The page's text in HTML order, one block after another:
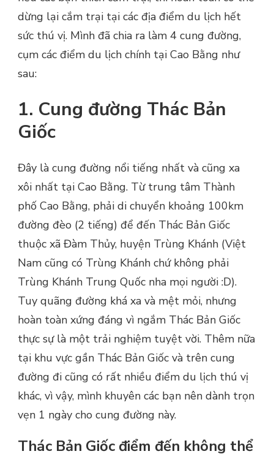
dừng lại cắm trại tại các địa điểm du lịch hết
sức thú vị. Mình đã chia ra làm 4 cung đường,
cụm các điểm du lịch chính tại Cao Bằng như
sau:
1. Cung đường Thác Bản
Giốc
Đây là cung đường nổi tiếng nhất và cũng xa
xôi nhất tại Cao Bằng. Từ trung tâm Thành
phố Cao Bằng, phải di chuyển khoảng 100km
đường đèo (2 tiếng) để đến Thác Bản Giốc
thuộc xã Đàm Thủy, huyện Trùng Khánh (Việt
Nam cũng có Trùng Khánh chứ không phải
Trùng Khánh Trung Quốc nha mọi người :D).
Tuy quãng đường khá xa và mệt mỏi, nhưng
hoàn toàn xứng đáng vì ngắm Thác Bản Giốc
thực sự là một trải nghiệm tuyệt vời. Thêm nữa
tại khu vực gần Thác Bản Giốc và trên cung
đường đi cũng có rất nhiều điểm du lịch thú vị
khác, vì vậy, mình khuyên các bạn nên dành trọn
vẹn 1 ngày cho cung đường này.
Thác Bản Giốc điểm đến không thể